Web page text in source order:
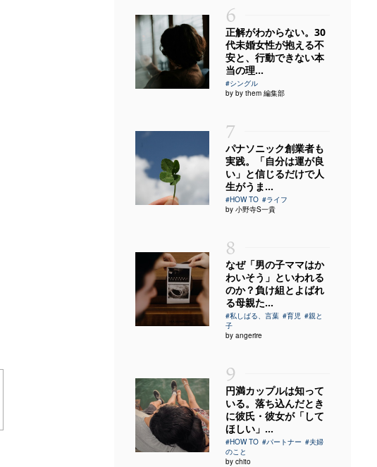
6
正解がわからない。30
代未婚女性が抱える不
安と、行動できない本
当の理...
#シングル
by by them 編集部
7
パナソニック創業者も
実践。「自分は運が良
い」と信じるだけで人
生がうま...
#HOW TO #ライフ
by 小野寺S一貴
8
なぜ「男の子ママはか
わいそう」といわれる
のか？負け組とよばれ
る母親た...
#私しばる、言葉 #育児 #親と
子
by angerire
9
円満カップルは知って
いる。落ち込んだとき
に彼氏・彼女が「して
ほしい」...
#HOW TO #パートナー #夫婦
のこと
by chito